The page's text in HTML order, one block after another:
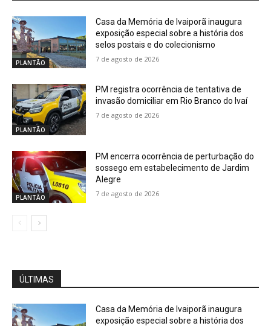
PLANTÃO
Casa da Memória de Ivaiporã inaugura
exposição especial sobre a história dos
selos postais e do colecionismo
7 de agosto de 2026
PLANTÃO
PM registra ocorrência de tentativa de
invasão domiciliar em Rio Branco do Ivaí
7 de agosto de 2026
PLANTÃO
PM encerra ocorrência de perturbação do
sossego em estabelecimento de Jardim
Alegre
7 de agosto de 2026
ÚLTIMAS
Casa da Memória de Ivaiporã inaugura
exposição especial sobre a história dos